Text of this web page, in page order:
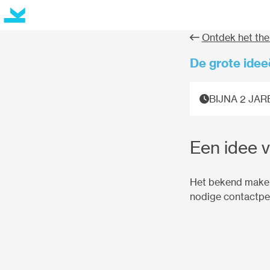
Ontdek het
De grote
BIJNA 2
Een idee
Het bekend
nodige